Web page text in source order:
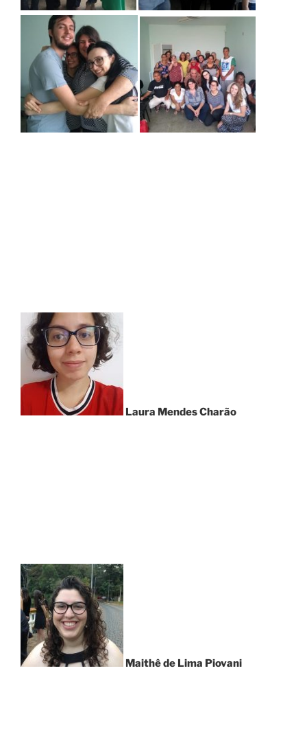
Laura Mendes Charão
Maithê de Lima Piovani